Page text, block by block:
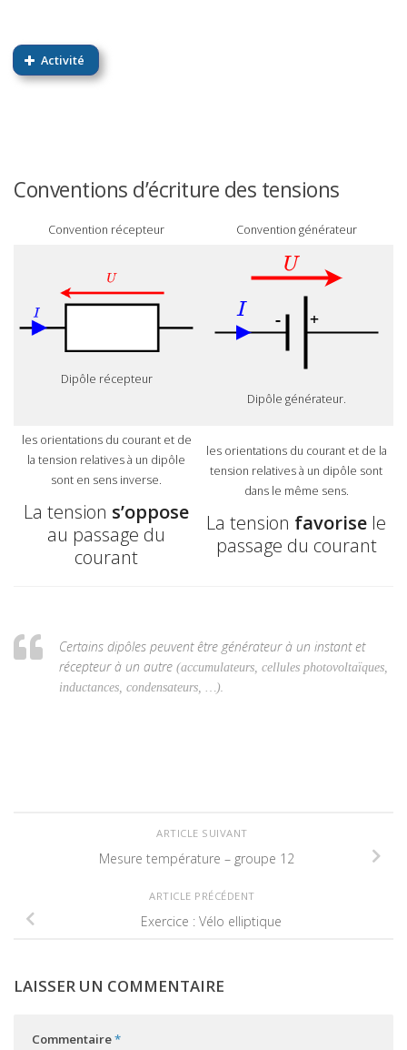
Activité
Conventions d’écriture des tensions
Convention récepteur Convention générateur
Dipôle récepteur
Dipôle générateur.
les orientations du courant et de
la tension relatives à un dipôle
sont en sens inverse.
La tension s’oppose
au passage du
courant
les orientations du courant et de la
tension relatives à un dipôle sont
dans le même sens.
La tension favorise le
passage du courant
Certains dipôles peuvent être générateur à un instant et
récepteur à un autre (accumulateurs, cellules photovoltaïques,
inductances, condensateurs, …).
ARTICLE SUIVANT
Mesure température – groupe 12
ARTICLE PRÉCÉDENT
Exercice : Vélo elliptique
LAISSER UN COMMENTAIRE
Commentaire*